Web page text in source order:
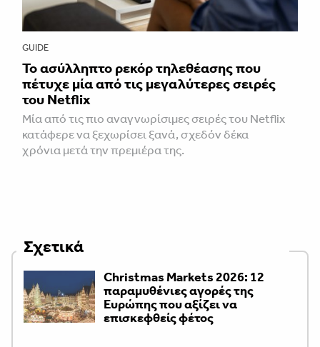
GUIDE
Το ασύλληπτο ρεκόρ τηλεθέασης που
πέτυχε μία από τις μεγαλύτερες σειρές
του Netflix
Μία από τις πιο αναγνωρίσιμες σειρές του Netflix
κατάφερε να ξεχωρίσει ξανά, σχεδόν δέκα
χρόνια μετά την πρεμιέρα της.
Σχετικά
Christmas Markets 2026: 12
παραμυθένιες αγορές της
Ευρώπης που αξίζει να
επισκεφθείς φέτος